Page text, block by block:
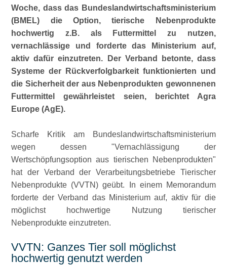
Woche, dass das Bundeslandwirtschaftsministerium
(BMEL) die Option, tierische Nebenprodukte
hochwertig z.B. als Futtermittel zu nutzen,
vernachlässige und forderte das Ministerium auf,
aktiv dafür einzutreten. Der Verband betonte, dass
Systeme der Rückverfolgbarkeit funktionierten und
die Sicherheit der aus Nebenprodukten gewonnenen
Futtermittel gewährleistet seien, berichtet Agra
Europe (AgE).
Scharfe Kritik am Bundeslandwirtschaftsministerium
wegen dessen
Vernachlässigung der
Wertschöpfungsoption aus tierischen Nebenprodukten
hat der Verband der Verarbeitungsbetriebe Tierischer
Nebenprodukte (VVTN) geübt. In einem Memorandum
forderte der Verband das Ministerium auf, aktiv für die
möglichst hochwertige Nutzung tierischer
Nebenprodukte einzutreten.
VVTN: Ganzes Tier soll möglichst
hochwertig genutzt werden